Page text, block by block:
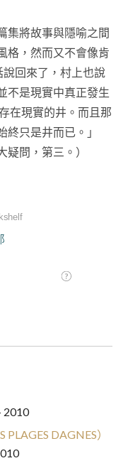
將故事與隱喻之間
格，然而又不會像肯
回來了，村上也說
不是現實中真正發生
在現實的井。而且那
只是井而已。」
疑問，第三。）
2010
DAGNES）